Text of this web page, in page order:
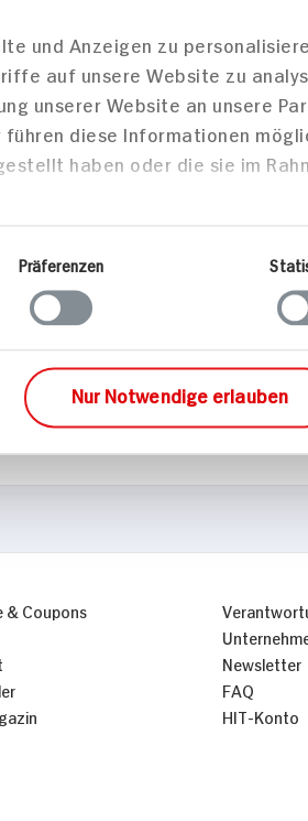
und Anzeigen zu
auf unsere Website zu
unserer Website an unsere
führen diese Informationen
haben oder die sie im
Nur Notwendige erlauben
Markt finden
Bitte wählen Sie einen Markt
& Coupons
Newsletter
FAQ
HIT-Konto